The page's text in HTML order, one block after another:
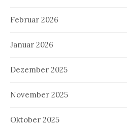
Februar 2026
Januar 2026
Dezember 2025
November 2025
Oktober 2025